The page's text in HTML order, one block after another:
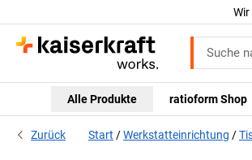
Alle Produkte ratioform Shop
Zurück Start Werkstatteinrichtung